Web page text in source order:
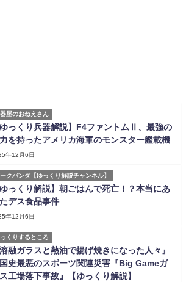
屋のおねえさん
ゆっくり兵器解説】F4ファントムⅡ、最強の
を持ったアメリカ海軍のモンスター艦載機
年12月6日
クパンダ【ゆっくり解説チャンネル】
ゆっくり解説】朝ごはんで死亡！？本当にあ
デス食品事件
年12月6日
くりするところ
溶融ガラスと熱油で揚げ焼きになった人々』
史最悪のスポーツ関連災害『Big Gameガ
工場落下事故』【ゆっくり解説】